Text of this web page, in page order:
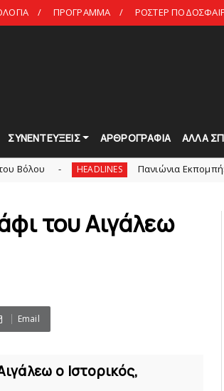
ΠΡΟΓΡΑΜΜΑ ΡΟΣΤΕΡ
ΣΥΝΕΝΤΕΥΞΕΙΣ ΑΡΘΡΟΓΡΑΦΙΑ ΑΛΛΑ
HEADLINES Πανιώνια Εκπομπή: Eυχαριστούμε
του Αιγάλεω
Email
ο Ιστορικός,